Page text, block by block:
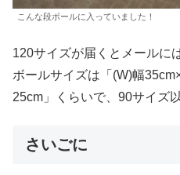
こんな段ボールに入っていました！
120サイズが届くとメールに
ボールサイズは「(W)幅
25cm」くらいで、90サイズ
さいごに